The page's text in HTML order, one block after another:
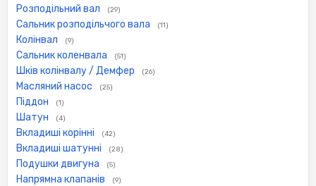
Розподільний вал (29)
Сальник розподільчого вала (11)
Колінвал (9)
Сальник коленвала (51)
Шків колінвалу / Демфер (26)
Масляний насос (25)
Піддон (1)
Шатун (4)
Вкладиші корінні (42)
Вкладиші шатунні (28)
Подушки двигуна (5)
Напрямна клапанів (9)